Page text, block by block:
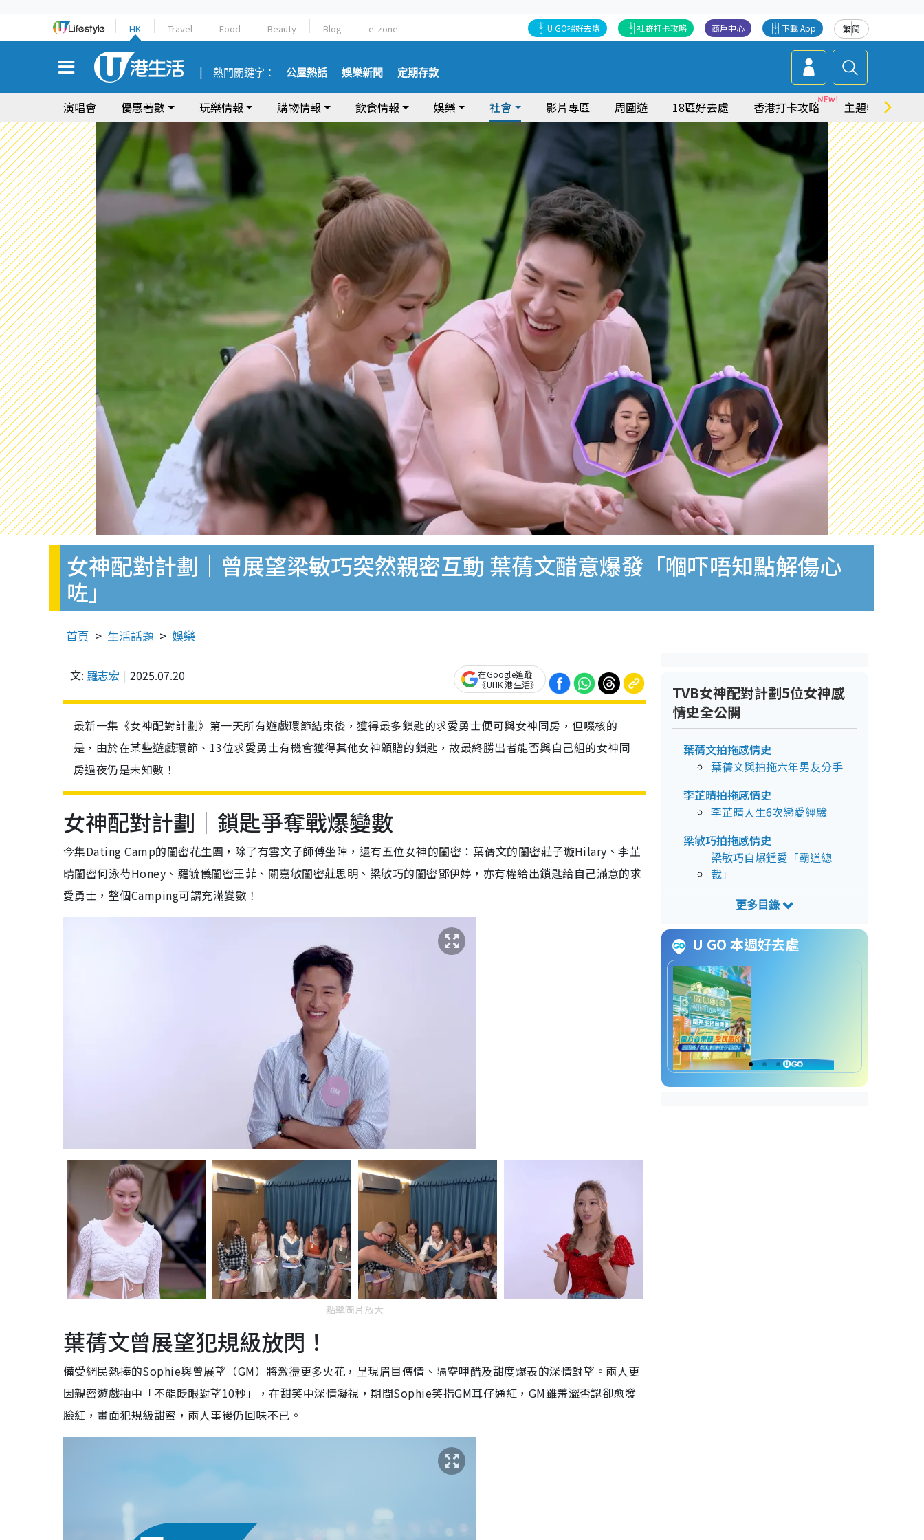
HK Travel Food Beauty Blog e-zone 繁简
下載 App
商戶中心
社群打卡攻略
U GO搵好去處
熱門關鍵字： 公屋熱話 娛樂新聞 定期存款
演唱會 優惠著數 玩樂情報 購物情報 飲食情報 娛樂 社會 影片專區 周圍遊 18區好去處 香港打卡攻略 主題特集
女神配對計劃｜曾展望梁敏巧突然親密互動 葉蒨文醋意爆發「嗰吓唔知點解傷心
咗」
首頁 生活話題 娛樂
文: 羅志宏 2025.07.20
在Google追蹤
《UHK 港生活》
最新一集《女神配對計劃》第一天所有遊戲環節結束後，獲得最多鎖匙的求愛勇士便可與女神同房，但啜核的
是，由於在某些遊戲環節、13位求愛勇士有機會獲得其他女神頒贈的鎖匙，故最終勝出者能否與自己組的女神同
房過夜仍是未知數！
女神配對計劃｜鎖匙爭奪戰爆變數
今集Dating Camp的閨密花生團，除了有雲文子師傅坐陣，還有五位女神的閨密：葉蒨文的閨密莊子璇Hilary、李芷
晴閨密何泳芍Honey、羅毓儀閨密王菲、關嘉敏閨密莊思明、梁敏巧的閨密鄧伊婷，亦有權給出鎖匙給自己滿意的求
愛勇士，整個Camping可謂充滿變數！
點擊圖片放大
葉蒨文曾展望犯規級放閃！
備受網民熱捧的Sophie與曾展望（GM）將激盪更多火花，呈現眉目傳情、隔空呷醋及甜度爆表的深情對望。兩人更
因親密遊戲抽中「不能眨眼對望10秒」，在甜笑中深情凝視，期間Sophie笑指GM耳仔通紅，GM雖羞澀否認卻愈發
臉紅，畫面犯規級甜蜜，兩人事後仍回味不已。
TVB女神配對計劃5位女神感
情史全公開
葉蒨文拍拖感情史
葉蒨文與拍拖六年男友分手
李芷晴拍拖感情史
李芷晴人生6次戀愛經驗
梁敏巧拍拖感情史
梁敏巧自爆鍾愛「霸道總
裁」
關嘉敏拍拖感情史
羅毓儀拍拖感情史
羅毓儀去年與圈外男友分手
U GO 本週好去處